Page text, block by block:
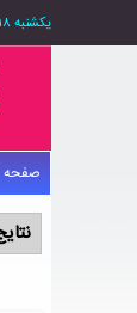
یکشنبه ۱۸ مرداد ۱۴۰۵
صفحه